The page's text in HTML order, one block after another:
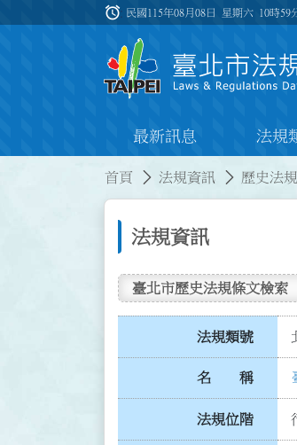
:::
alarm 民國115年08月08日 星期六 10時59
最新訊息 法規
首頁 法規資訊 歷史法
法規資訊
臺北市歷史法規條文檢索
法規類號
名 稱
法規位階